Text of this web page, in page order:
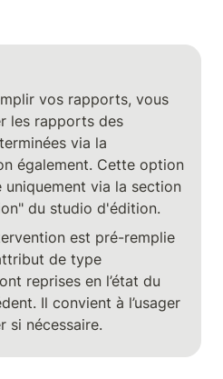
vos rapports, vous
les rapports des
via la
également. Cette option
uniquement via la section
du studio d'édition.
est pré-remplie
de type
reprises en l’état du
Il convient à l’usager
si nécessaire.